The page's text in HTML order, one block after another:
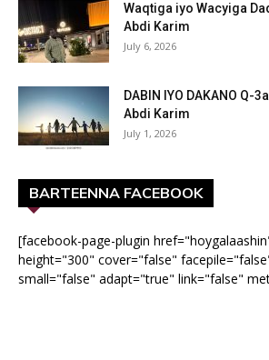
Waqtiga iyo Wacyiga
Abdi Karim
July 6, 2026
DABIN IYO DAKANO Q-
Abdi Karim
July 1, 2026
BARTEENNA FACEBOOK
[facebook-page-plugin
height="300" cover="false"
small="false" adapt="true" link="false"